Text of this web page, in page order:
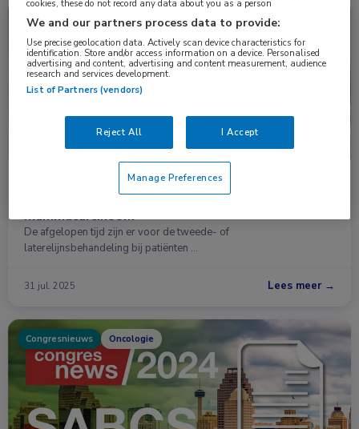
Nieuws Oncologie
Veel nieuwe behandelopties voor gemetastaseerd,
hormoonreceptorpositief, HER2-negatief
mammacarcinoom
De afgelopen tijd zijn er voor de tweede- of
laterelijnsbehandeling bij patiënten …
31 jul. 2025 Lees meer →
Congresnieuws Oncologie
cookies, these do not record any data about you as a person
We and our partners process data to provide:
Use precise geolocation data. Actively scan device characteristics for
identification. Store and/or access information on a device. Personalised
advertising and content, advertising and content measurement, audience
research and services development.
List of Partners (vendors)
Reject All I Accept
Manage Preferences